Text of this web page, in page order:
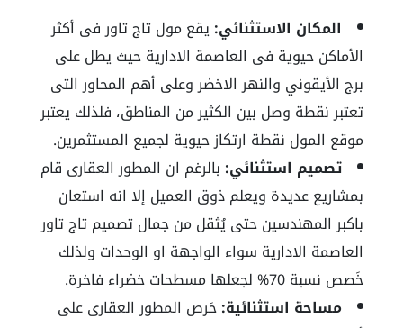
المكان الاستثنائي:يقع مول تاج تاور فى أكثر
الأماكن حيوية فى العاصمة الادارية حيث يطل على
برج الأيقوني والنهر الاخضر وعلى أهم المحاور التى
تعتبر نقطة وصل بين الكثير من المناطق، فلذلك يعتبر
موقع المول نقطة ارتكاز حيوية لجميع المستثمرين.
تصميم استثنائي: بالرغم ان المطور العقارى قام
بمشاريع عديدة ويعلم ذوق العميل إلا انه استعان
باكبر المهندسين حتى يُثقل من جمال تصميم تاج تاور
العاصمة الادارية سواء الواجهة او الوحدات ولذلك
خَصص نسبة 70% لجعلها مسطحات خضراء فاخرة.
مساحة استثنائية:حَرص المطور العقارى على